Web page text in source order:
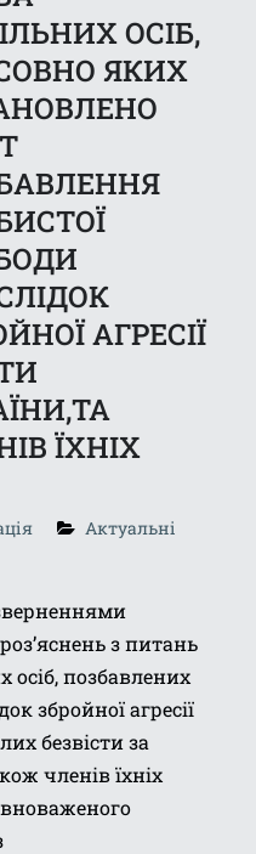
ОСІБ,
ЯКИХ
АГРЕСІЇ
ЇХНІХ
Актуальні
з питань
осіб, позбавлених
збройної агресії
безвісти за
членів їхніх